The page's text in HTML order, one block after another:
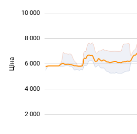
Ціна 10 000
2 000
4 000
6 000
10 000
8 000